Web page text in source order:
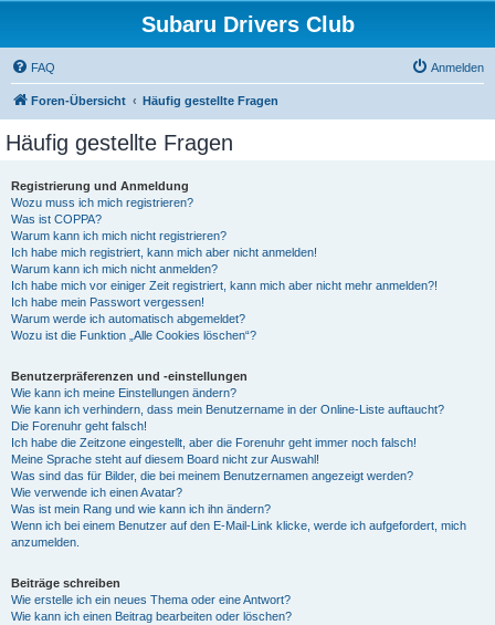
Subaru Drivers Club
FAQ Anmelden
Foren-Übersicht Häufig gestellte Fragen
Häufig gestellte Fragen
Registrierung und Anmeldung
Wozu muss ich mich registrieren?
Was ist COPPA?
Warum kann ich mich nicht registrieren?
Ich habe mich registriert, kann mich aber nicht anmelden!
Warum kann ich mich nicht anmelden?
Ich habe mich vor einiger Zeit registriert, kann mich aber nicht mehr anmelden?!
Ich habe mein Passwort vergessen!
Warum werde ich automatisch abgemeldet?
Wozu ist die Funktion „Alle Cookies löschen“?
Benutzerpräferenzen und -einstellungen
Wie kann ich meine Einstellungen ändern?
Wie kann ich verhindern, dass mein Benutzername in der Online-Liste auftaucht?
Die Forenuhr geht falsch!
Ich habe die Zeitzone eingestellt, aber die Forenuhr geht immer noch falsch!
Meine Sprache steht auf diesem Board nicht zur Auswahl!
Was sind das für Bilder, die bei meinem Benutzernamen angezeigt werden?
Wie verwende ich einen Avatar?
Was ist mein Rang und wie kann ich ihn ändern?
Wenn ich bei einem Benutzer auf den E-Mail-Link klicke, werde ich aufgefordert, mich
anzumelden.
Beiträge schreiben
Wie erstelle ich ein neues Thema oder eine Antwort?
Wie kann ich einen Beitrag bearbeiten oder löschen?